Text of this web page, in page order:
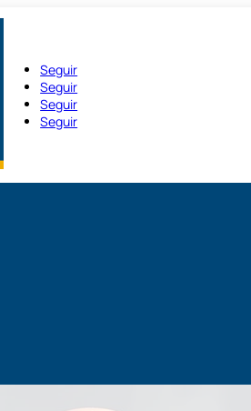
Seguir
Seguir
Seguir
Seguir